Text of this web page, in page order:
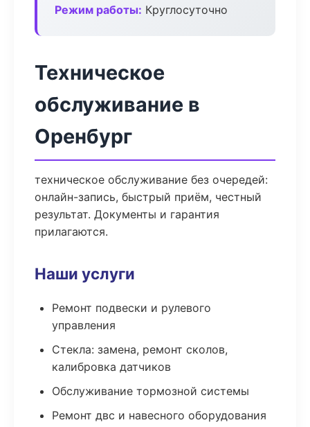
Режим работы: Круглосуточно
Техническое
обслуживание в
Оренбург
техническое обслуживание без очередей:
онлайн-запись, быстрый приём, честный
результат. Документы и гарантия
прилагаются.
Наши услуги
Ремонт подвески и рулевого
управления
Стекла: замена, ремонт сколов,
калибровка датчиков
Обслуживание тормозной системы
Ремонт двс и навесного оборудования